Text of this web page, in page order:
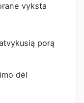
vyksta
porą
dėl